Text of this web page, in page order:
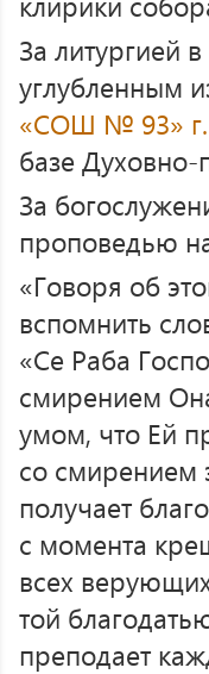
За литургией
углубленным
«СОШ № 93»
базе Духовно-
За
проповедью
«Говоря об
вспомнить
«Се Раба
смирением
умом, что Ей
со смирением
получает
с момента
всех
той
преподает